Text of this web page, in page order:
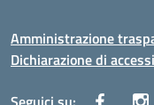
Amministrazione
Dichiarazione di